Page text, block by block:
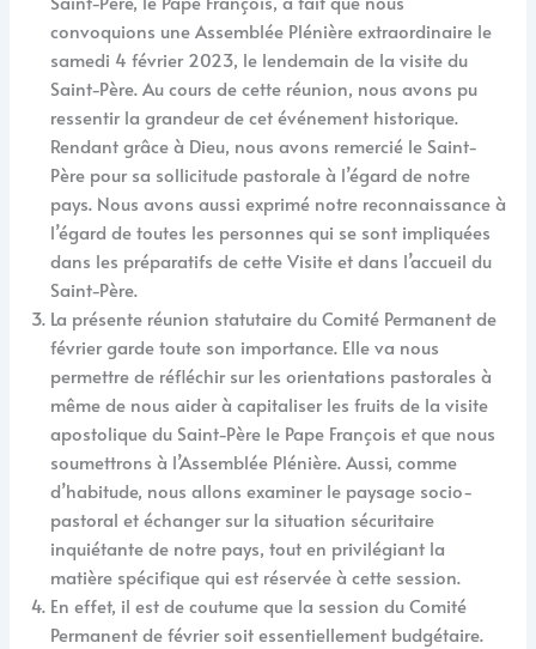
convoquions une Assemblée Plénière extraordinaire le
samedi 4 février 2023, le lendemain de la visite du
Saint-Père. Au cours de cette réunion, nous avons pu
ressentir la grandeur de cet événement historique.
Rendant grâce à Dieu, nous avons remercié le Saint-
Père pour sa sollicitude pastorale à l’égard de notre
pays. Nous avons aussi exprimé notre reconnaissance à
l’égard de toutes les personnes qui se sont impliquées
dans les préparatifs de cette Visite et dans l’accueil du
Saint-Père.
La présente réunion statutaire du Comité Permanent de
février garde toute son importance. Elle va nous
permettre de réfléchir sur les orientations pastorales à
même de nous aider à capitaliser les fruits de la visite
apostolique du Saint-Père le Pape François et que nous
soumettrons à l’Assemblée Plénière. Aussi, comme
d’habitude, nous allons examiner le paysage socio-
pastoral et échanger sur la situation sécuritaire
inquiétante de notre pays, tout en privilégiant la
matière spécifique qui est réservée à cette session.
En effet, il est de coutume que la session du Comité
Permanent de février soit essentiellement budgétaire.